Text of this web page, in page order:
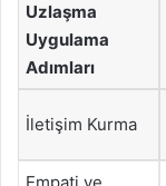
Uzlaşma
Uygulama
Adımları
İletişim Kurma